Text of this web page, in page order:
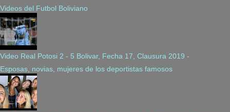
Videos del Futbol Boliviano
Video Real Potosi 2 - 5 Bolivar, Fecha 17, Clausura 2019 -
Esposas, novias, mujeres de los deportistas famosos